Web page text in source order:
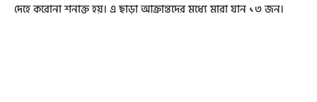
দেহে করোনা শনাক্ত হয়। এ ছাড়া আক্রান্তদের মধ্যে মারা যান ১৩ জন।